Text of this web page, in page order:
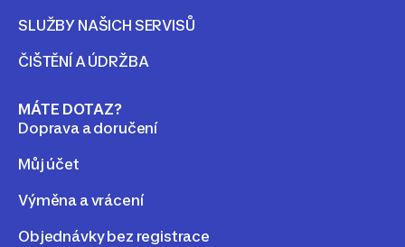
SLUŽBY NAŠICH SERVISŮ
ČIŠTĚNÍ A ÚDRŽBA
MÁTE DOTAZ?
Doprava a doručení
Můj účet
Výměna a vrácení
Objednávky bez registrace